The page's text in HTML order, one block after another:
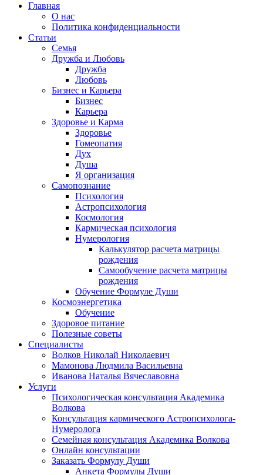
Главная
О нас
Политика конфиденциальности
Статьи
Семья
Дружба и Любовь
Дружба
Любовь
Бизнес и Карьера
Бизнес
Карьера
Здоровье и Карма
Здоровье
Гомеопатия
Дух
Душа
Я организация
Самопознание
Психология
Астропсихология
Космология
Кармическая психология
Нумерология
Калькулятор расчета матрицы
рождения
Самообучение расчета матрицы
рождения
Обучение Формуле Души
Космоэнергетика
Обучение
Здоровое питание
Полезные советы
Специалисты
Волков Николай Николаевич
Мамонова Людмила Васильевна
Иванова Наталья Вячеславовна
Услуги
Психологическая консультация Академика
Волкова
Консультация кармического Астропсихолога-
Нумеролога
Семейная консультация Академика Волкова
Онлайн консультации
Заказать Формулу Души
Анкета Формулы Души